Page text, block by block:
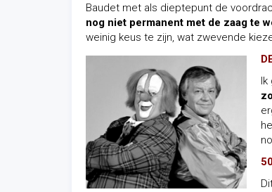
Baudet met als dieptepunt de
nog niet permanent met de zaag te
weinig keus te zijn, wat zwevende
Ik